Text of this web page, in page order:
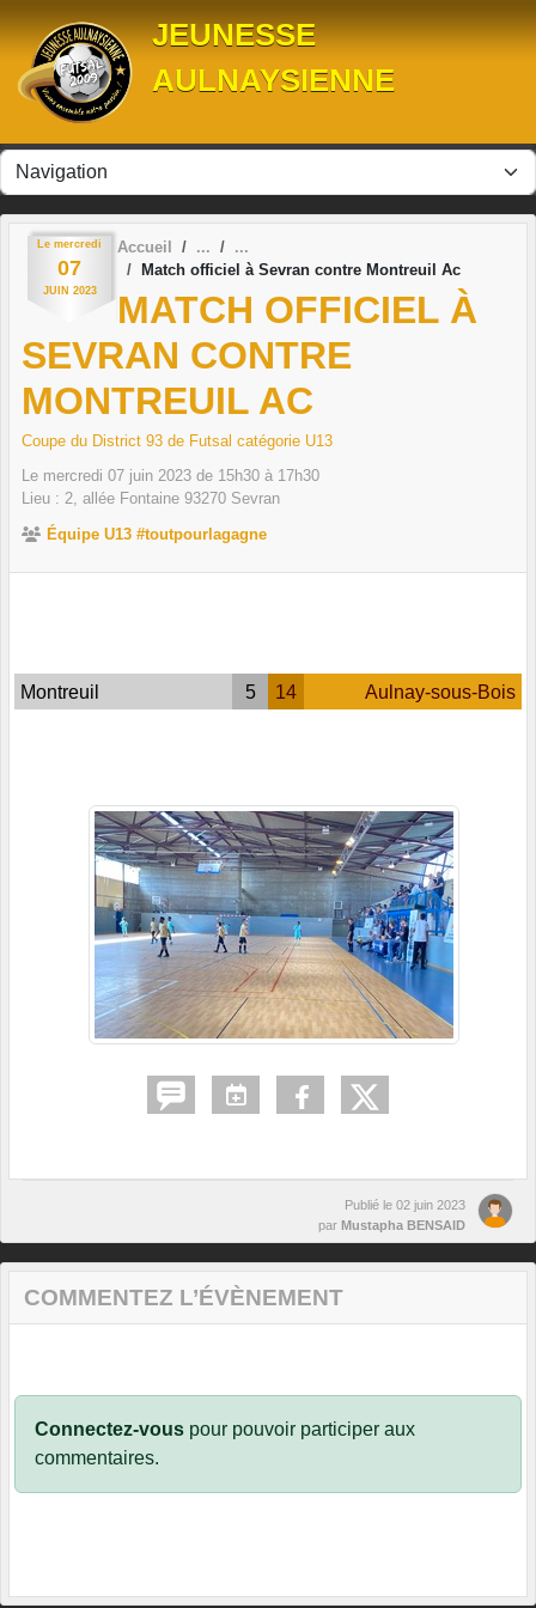
JEUNESSE
AULNAYSIENNE
Le mercredi
07
JUIN 2023
Accueil
Match officiel à Sevran contre Montreuil Ac
MATCH OFFICIEL À
SEVRAN CONTRE
MONTREUIL AC
Coupe du District 93 de Futsal catégorie U13
Le mercredi 07 juin 2023 de 15h30 à 17h30
Lieu : 2, allée Fontaine 93270 Sevran
Équipe U13 #toutpourlagagne
Montreuil 5 14 Aulnay-sous-Bois
Publié le 02 juin 2023
par Mustapha BENSAID
COMMENTEZ L’ÉVÈNEMENT
Connectez-vous pour pouvoir participer aux
commentaires.